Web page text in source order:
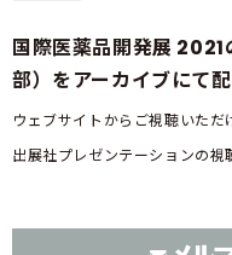
国際医薬品開発展
部）をアーカイブにて配
ウェブサイトからご視聴いただ
出展社プレゼンテーションの視